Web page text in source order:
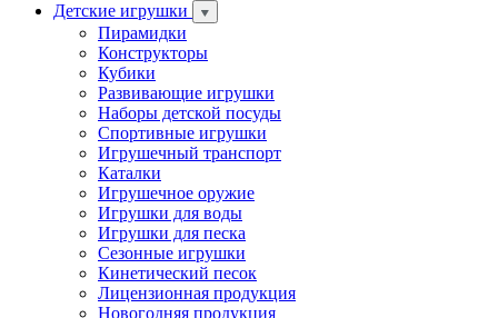
Детские игрушки
Пирамидки
Конструкторы
Кубики
Развивающие игрушки
Наборы детской посуды
Спортивные игрушки
Игрушечный транспорт
Каталки
Игрушечное оружие
Игрушки для воды
Игрушки для песка
Сезонные игрушки
Кинетический песок
Лицензионная продукция
Новогодняя продукция